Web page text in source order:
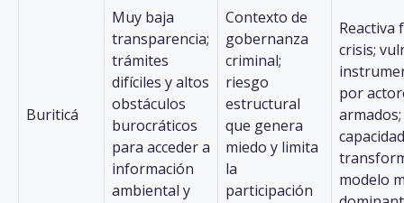
Buriticá
Muy baja
transparencia;
trámites
difíciles y altos
obstáculos
burocráticos
para acceder a
información
ambiental y
Contexto de
gobernanza
criminal;
riesgo
estructural
que genera
miedo y limita
la
participación
Reactiva
crisis;
por
modelo